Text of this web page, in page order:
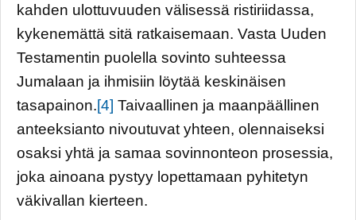
kahden ulottuvuuden välisessä ristiriidassa,
kykenemättä sitä ratkaisemaan. Vasta Uuden
Testamentin puolella sovinto suhteessa
Jumalaan ja ihmisiin löytää keskinäisen
tasapainon.[4] Taivaallinen ja maanpäällinen
anteeksianto nivoutuvat yhteen, olennaiseksi
osaksi yhtä ja samaa sovinnonteon prosessia,
joka ainoana pystyy lopettamaan pyhitetyn
väkivallan kierteen.